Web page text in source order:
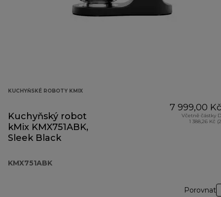
KUCHYŇSKÉ ROBOTY KMIX
Kuchyňský robot
kMix KMX751ABK,
Sleek Black
KMX751ABK
7 999,00 Kč
Včetně částky
1 388,26 Kč
Porovnat